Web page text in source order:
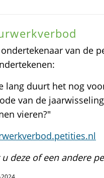
ondertekenaar van de
lang duurt het nog
van de
vieren?"
u deze of een andere